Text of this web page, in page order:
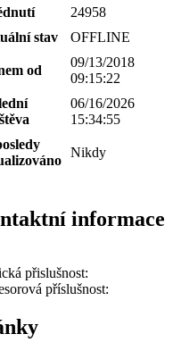
24958
stav
OFFLINE
od
09/13/2018
09:15:22
06/16/2026
15:34:55
Nikdy
informace
přislušnost:
příslušnost: